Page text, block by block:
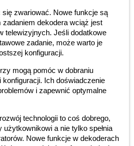
zwariować. Nowe funkcje są
zadaniem dekodera wciąż jest
telewizyjnych. Jeśli dodatkowe
zadanie, może warto je
konfiguracji.
mogą pomóc w dobraniu
konfiguracji. Ich doświadczenie
i zapewnić optymalne
technologii to coś dobrego,
użytkownikowi a nie tylko spełnia
Nowe funkcje w dekoderach